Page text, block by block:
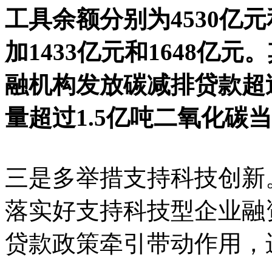
工具余额分别为4530亿
加1433亿元和1648亿元
融机构发放碳减排贷款
量超过1.5亿吨二氧化碳
三是多举措支持科技创
落实好支持科技型企业
贷款政策牵引带动作用